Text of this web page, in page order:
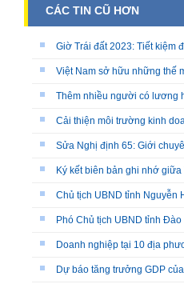
CÁC TIN CŨ HƠN
Giờ Trái đất 2023: Tiết kiệm
Việt Nam sở hữu những thế
Thêm nhiều người có lương
Cải thiện môi trường kinh
Sửa Nghị định 65: Giới
Ký kết biên bản ghi nhớ
Chủ tịch UBND tỉnh Nguyễn
Phó Chủ tịch UBND tỉnh
Doanh nghiệp tại 10 địa
Dự báo tăng trưởng GDP